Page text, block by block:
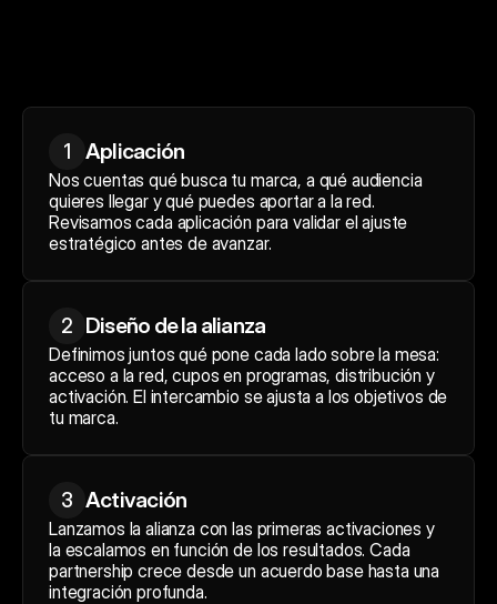
1 Aplicación
Nos cuentas qué busca tu marca, a qué audiencia
quieres llegar y qué puedes aportar a la red.
Revisamos cada aplicación para validar el ajuste
estratégico antes de avanzar.
2 Diseño de la alianza
Definimos juntos qué pone cada lado sobre la mesa:
acceso a la red, cupos en programas, distribución y
activación. El intercambio se ajusta a los objetivos de
tu marca.
3 Activación
Lanzamos la alianza con las primeras activaciones y
la escalamos en función de los resultados. Cada
partnership crece desde un acuerdo base hasta una
integración profunda.